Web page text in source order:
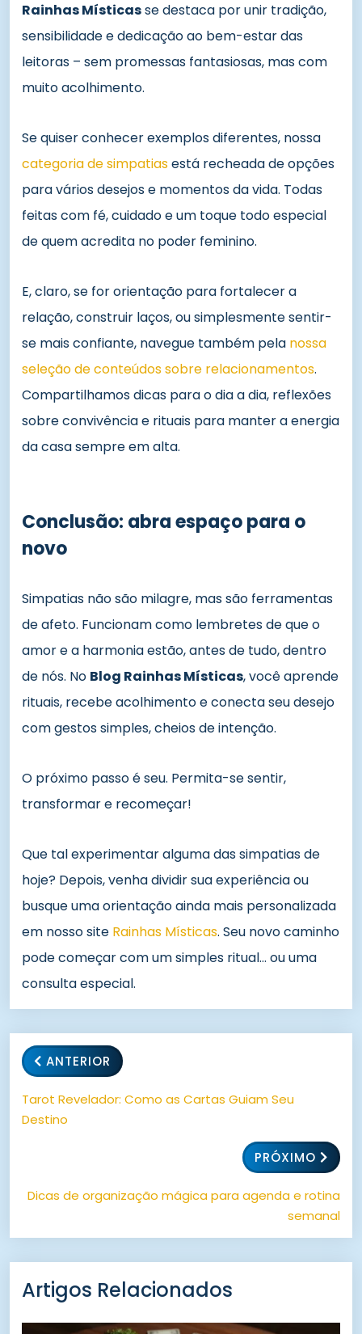
Rainhas Místicasse destaca por unir tradição,
sensibilidade e dedicação ao bem-estar das
leitoras – sem promessas fantasiosas, mas com
muito acolhimento.
Se quiser conhecer exemplos diferentes, nossa
categoria de simpatiasestá recheada de opções
para vários desejos e momentos da vida. Todas
feitas com fé, cuidado e um toque todo especial
de quem acredita no poder feminino.
E, claro, se for orientação para fortalecer a
relação, construir laços, ou simplesmente sentir-
se mais confiante, navegue também pela nossa
seleção de conteúdos sobre relacionamentos.
Compartilhamos dicas para o dia a dia, reflexões
sobre convivência e rituais para manter a energia
da casa sempre em alta.
Conclusão: abra espaço para o
novo
Simpatias não são milagre, mas são ferramentas
de afeto. Funcionam como lembretes de que o
amor e a harmonia estão, antes de tudo, dentro
de nós. No Blog Rainhas Místicas, você aprende
rituais, recebe acolhimento e conecta seu desejo
com gestos simples, cheios de intenção.
O próximo passo é seu. Permita-se sentir,
transformar e recomeçar!
Que tal experimentar alguma das simpatias de
hoje? Depois, venha dividir sua experiência ou
busque uma orientação ainda mais personalizada
em nosso site Rainhas Místicas. Seu novo caminho
pode começar com um simples ritual… ou uma
consulta especial.
ANTERIOR
Tarot Revelador: Como as Cartas Guiam Seu
Destino
PRÓXIMO
Dicas de organização mágica para agenda e rotina
semanal
Artigos Relacionados